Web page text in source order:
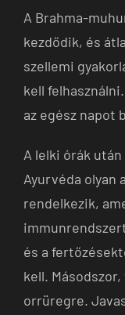
A Brahma-
kezdődik, és
szellemi
kell
az egész napot
A lelki órák
Ayurvéda olyan
rendelkezik,
és a
kell.
orrüregre.